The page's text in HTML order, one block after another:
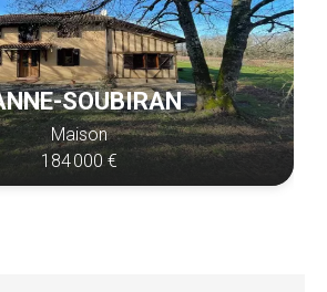
SOUBIRAN
Maison
184 000 €